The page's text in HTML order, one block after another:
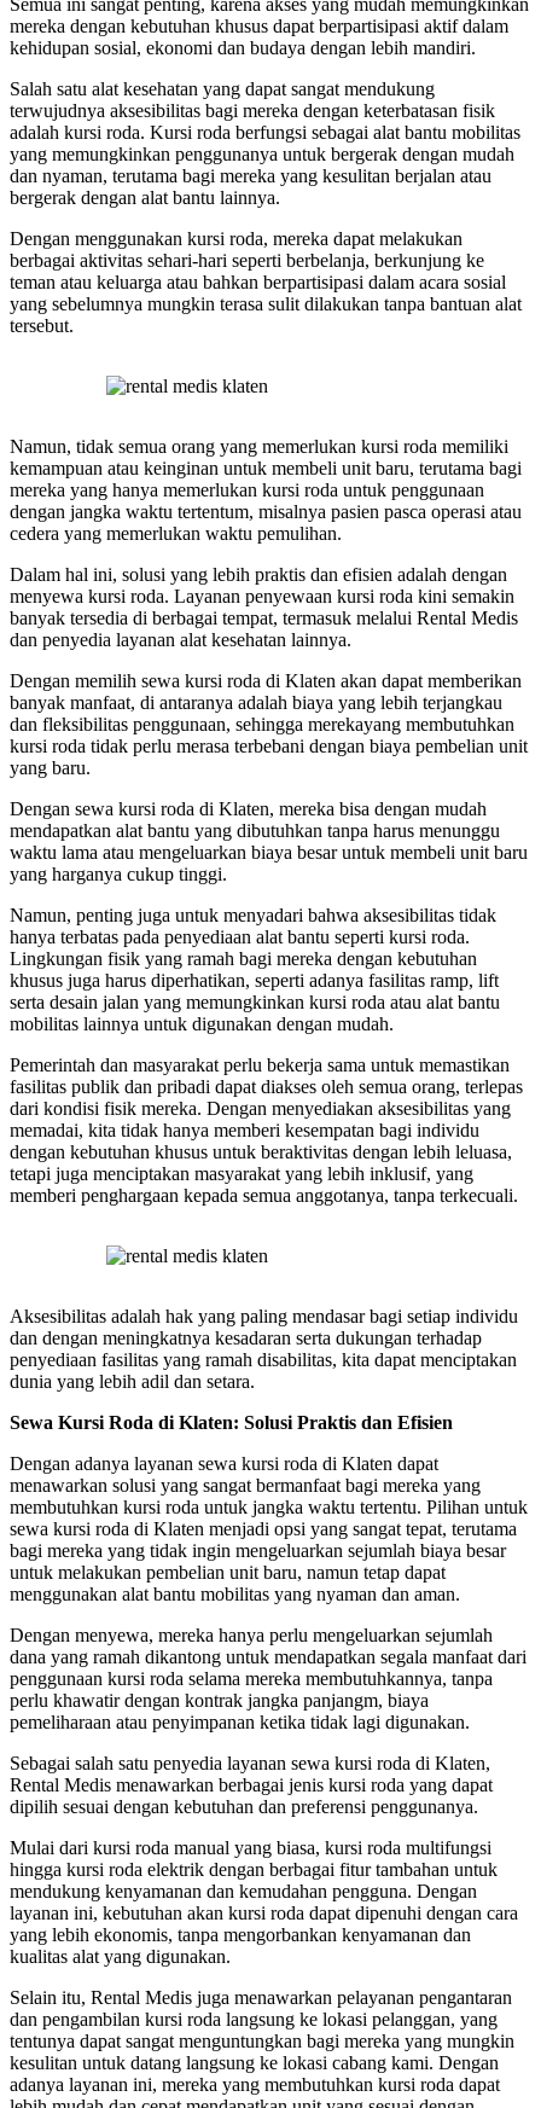
mereka dengan kebutuhan khusus dapat berpartisipasi aktif dalam
kehidupan sosial, ekonomi dan budaya dengan lebih mandiri.
Salah satu alat kesehatan yang dapat sangat mendukung
terwujudnya aksesibilitas bagi mereka dengan keterbatasan fisik
adalah kursi roda. Kursi roda berfungsi sebagai alat bantu mobilitas
yang memungkinkan penggunanya untuk bergerak dengan mudah
dan nyaman, terutama bagi mereka yang kesulitan berjalan atau
bergerak dengan alat bantu lainnya.
Dengan menggunakan kursi roda, mereka dapat melakukan
berbagai aktivitas sehari-hari seperti berbelanja, berkunjung ke
teman atau keluarga atau bahkan berpartisipasi dalam acara sosial
yang sebelumnya mungkin terasa sulit dilakukan tanpa bantuan alat
tersebut.
Namun, tidak semua orang yang memerlukan kursi roda memiliki
kemampuan atau keinginan untuk membeli unit baru, terutama bagi
mereka yang hanya memerlukan kursi roda untuk penggunaan
dengan jangka waktu tertentum, misalnya pasien pasca operasi atau
cedera yang memerlukan waktu pemulihan.
Dalam hal ini, solusi yang lebih praktis dan efisien adalah dengan
menyewa kursi roda. Layanan penyewaan kursi roda kini semakin
banyak tersedia di berbagai tempat, termasuk melalui Rental Medis
dan penyedia layanan alat kesehatan lainnya.
Dengan memilih sewa kursi roda di Klaten akan dapat memberikan
banyak manfaat, di antaranya adalah biaya yang lebih terjangkau
dan fleksibilitas penggunaan, sehingga merekayang membutuhkan
kursi roda tidak perlu merasa terbebani dengan biaya pembelian unit
yang baru.
Dengan sewa kursi roda di Klaten, mereka bisa dengan mudah
mendapatkan alat bantu yang dibutuhkan tanpa harus menunggu
waktu lama atau mengeluarkan biaya besar untuk membeli unit baru
yang harganya cukup tinggi.
Namun, penting juga untuk menyadari bahwa aksesibilitas tidak
hanya terbatas pada penyediaan alat bantu seperti kursi roda.
Lingkungan fisik yang ramah bagi mereka dengan kebutuhan
khusus juga harus diperhatikan, seperti adanya fasilitas ramp, lift
serta desain jalan yang memungkinkan kursi roda atau alat bantu
mobilitas lainnya untuk digunakan dengan mudah.
Pemerintah dan masyarakat perlu bekerja sama untuk memastikan
fasilitas publik dan pribadi dapat diakses oleh semua orang, terlepas
dari kondisi fisik mereka. Dengan menyediakan aksesibilitas yang
memadai, kita tidak hanya memberi kesempatan bagi individu
dengan kebutuhan khusus untuk beraktivitas dengan lebih leluasa,
tetapi juga menciptakan masyarakat yang lebih inklusif, yang
memberi penghargaan kepada semua anggotanya, tanpa terkecuali.
Aksesibilitas adalah hak yang paling mendasar bagi setiap individu
dan dengan meningkatnya kesadaran serta dukungan terhadap
penyediaan fasilitas yang ramah disabilitas, kita dapat menciptakan
dunia yang lebih adil dan setara.
Sewa Kursi Roda di Klaten: Solusi Praktis dan Efisien
Dengan adanya layanan sewa kursi roda di Klaten dapat
menawarkan solusi yang sangat bermanfaat bagi mereka yang
membutuhkan kursi roda untuk jangka waktu tertentu. Pilihan untuk
sewa kursi roda di Klaten menjadi opsi yang sangat tepat, terutama
bagi mereka yang tidak ingin mengeluarkan sejumlah biaya besar
untuk melakukan pembelian unit baru, namun tetap dapat
menggunakan alat bantu mobilitas yang nyaman dan aman.
Dengan menyewa, mereka hanya perlu mengeluarkan sejumlah
dana yang ramah dikantong untuk mendapatkan segala manfaat dari
penggunaan kursi roda selama mereka membutuhkannya, tanpa
perlu khawatir dengan kontrak jangka panjangm, biaya
pemeliharaan atau penyimpanan ketika tidak lagi digunakan.
Sebagai salah satu penyedia layanan sewa kursi roda di Klaten,
Rental Medis menawarkan berbagai jenis kursi roda yang dapat
dipilih sesuai dengan kebutuhan dan preferensi penggunanya.
Mulai dari kursi roda manual yang biasa, kursi roda multifungsi
hingga kursi roda elektrik dengan berbagai fitur tambahan untuk
mendukung kenyamanan dan kemudahan pengguna. Dengan
layanan ini, kebutuhan akan kursi roda dapat dipenuhi dengan cara
yang lebih ekonomis, tanpa mengorbankan kenyamanan dan
kualitas alat yang digunakan.
Selain itu, Rental Medis juga menawarkan pelayanan pengantaran
dan pengambilan kursi roda langsung ke lokasi pelanggan, yang
tentunya dapat sangat menguntungkan bagi mereka yang mungkin
kesulitan untuk datang langsung ke lokasi cabang kami. Dengan
adanya layanan ini, mereka yang membutuhkan kursi roda dapat